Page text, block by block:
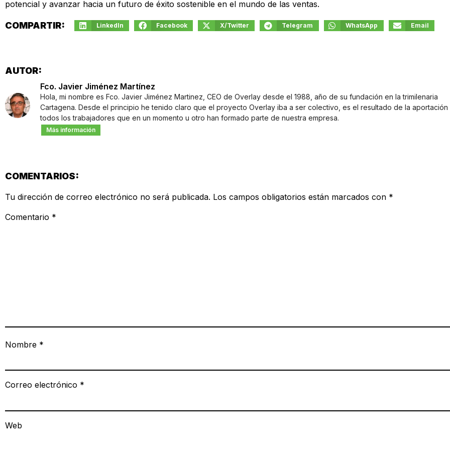
potencial y avanzar hacia un futuro de éxito sostenible en el mundo de las ventas.
COMPARTIR: LinkedIn Facebook X/Twitter Telegram WhatsApp Email
AUTOR:
Fco. Javier Jiménez Martínez
Hola, mi nombre es Fco. Javier Jiménez Martinez, CEO de Overlay desde el 1988, año de su fundación en la trimilenaria
Cartagena. Desde el principio he tenido claro que el proyecto Overlay iba a ser colectivo, es el resultado de la aportación
todos los trabajadores que en un momento u otro han formado parte de nuestra empresa.
Más información
COMENTARIOS:
Tu dirección de correo electrónico no será publicada. Los campos obligatorios están marcados con *
Comentario *
Nombre *
Correo electrónico *
Web